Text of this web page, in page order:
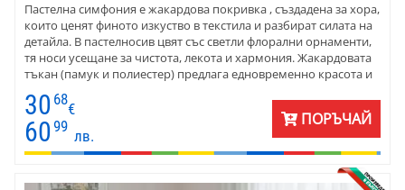
Пастелна симфония е жакардова покривка , създадена за хора,
които ценят финото изкуство в текстила и разбират силата на
детайла. В пастелносив цвят със светли флорални орнаменти,
тя носи усещане за чистота, лекота и хармония. Жакардовата
тъкан (памук и полиестер) предлага едновременно красота и
издръжливост. Деликатният релеф прави масата
привлекателна дори без допълнителна украса. Комплектът
включва и 4 кръгли салфетки Ф20 — елегантен жест, който
придава завършена визия на всяка подредба. Тази покривка е
създадена да вдъхновява ежедневието и специалните
30 68
€
6099
лв.
ПОРЪЧАЙ